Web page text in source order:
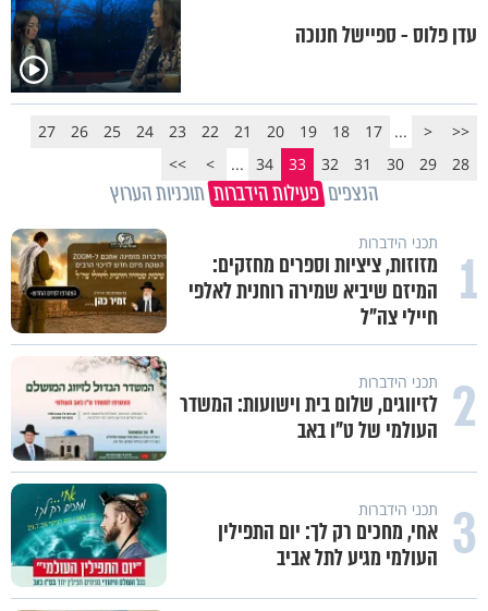
עדן פלוס - ספיישל חנוכה
<<
<
...
17
18
19
20
21
22
23
24
25
26
27
28
29
30
31
32
33
34
...
>
>>
הנצפים פעילות הידברות תוכניות הערוץ
1 תכני הידברות
מזוזות, ציציות וספרים מחזקים:
המיזם שיביא שמירה רוחנית לאלפי
חיילי צה"ל
2 תכני הידברות
לזיווגים, שלום בית וישועות: המשדר
העולמי של ט"ו באב
3 תכני הידברות
אחי, מחכים רק לך: יום התפילין
העולמי מגיע לתל אביב